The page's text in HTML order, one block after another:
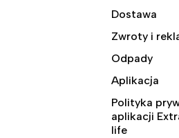
Dostawa
Zwroty i
Odpady
Aplikacja
Polityka
aplikacji
life